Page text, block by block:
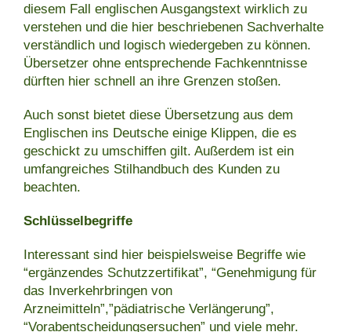
diesem Fall englischen Ausgangstext wirklich zu
verstehen und die hier beschriebenen Sachverhalte
verständlich und logisch wiedergeben zu können.
Übersetzer ohne entsprechende Fachkenntnisse
dürften hier schnell an ihre Grenzen stoßen.
Auch sonst bietet diese Übersetzung aus dem
Englischen ins Deutsche einige Klippen, die es
geschickt zu umschiffen gilt. Außerdem ist ein
umfangreiches Stilhandbuch des Kunden zu
beachten.
Schlüsselbegriffe
Interessant sind hier beispielsweise Begriffe wie
“ergänzendes Schutzzertifikat”, “Genehmigung für
das Inverkehrbringen von
Arzneimitteln”,”pädiatrische Verlängerung”,
“Vorabentscheidungsersuchen” und viele mehr.